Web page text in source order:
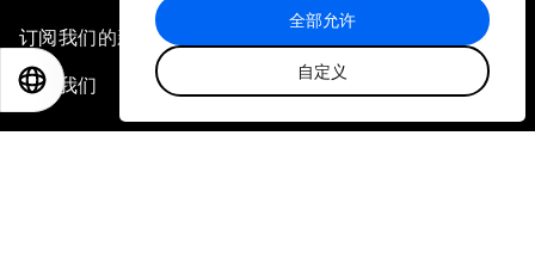
全部允许
自定义
订阅我们的新闻稿
联系我们
EN